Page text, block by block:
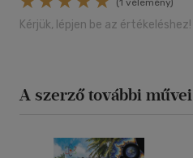
(1 vélemény)
Kérjük, lépjen be az értékeléshez!
A szerző további művei